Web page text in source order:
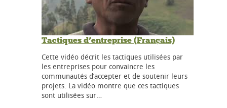
Tactiques d’entreprise (Français)
Cette vidéo décrit les tactiques utilisées par
les entreprises pour convaincre les
communautés d’accepter et de soutenir leurs
projets. La vidéo montre que ces tactiques
sont utilisées sur…